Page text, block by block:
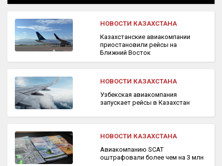
НОВОСТИ КАЗАХСТАНА
Казахстанские авиакомпании
приостановили рейсы на
Ближний Восток
НОВОСТИ КАЗАХСТАНА
Узбекская авиакомпания
запускает рейсы в Казахстан
НОВОСТИ КАЗАХСТАНА
Авиакомпанию SCAT
оштрафовали более чем на 3 млн